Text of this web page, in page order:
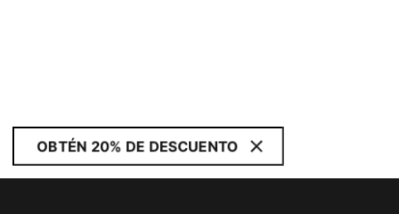
OBTÉN 20% DE DESCUENTO